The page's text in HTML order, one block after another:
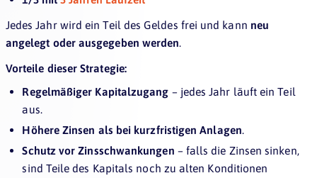
Jedes Jahr wird ein Teil des Geldes frei und kann neu
angelegt oder ausgegeben werden.
Vorteile dieser Strategie:
Regelmäßiger Kapitalzugang – jedes Jahr läuft ein Teil
aus.
Höhere Zinsen als bei kurzfristigen Anlagen.
Schutz vor Zinsschwankungen – falls die Zinsen sinken,
sind Teile des Kapitals noch zu alten Konditionen